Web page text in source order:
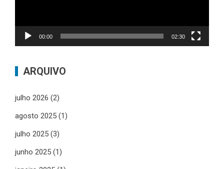
00:00 02:30
ARQUIVO
julho 2026 (2)
agosto 2025 (1)
julho 2025 (3)
junho 2025 (1)